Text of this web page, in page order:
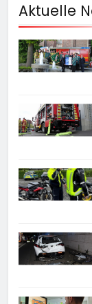
Aktuelle